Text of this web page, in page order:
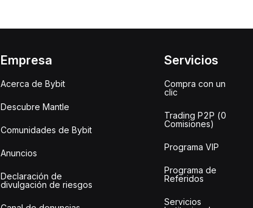
Empresa
Acerca de Bybit
Descubre Mantle
Comunidades de Bybit
Anuncios
Declaración de
divulgación de riesgos
Servicios
Compra con un
clic
Trading P2P (0
Comisiones)
Programa VIP
Programa de
Referidos
Servicios